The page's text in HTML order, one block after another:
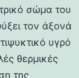
σώμα του
τον άξονά
υγρό
θερμικές
της